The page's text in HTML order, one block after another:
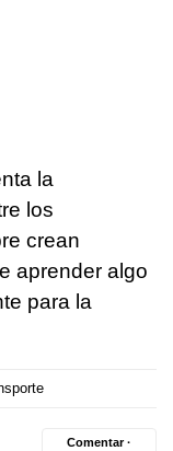
la
los
crean
aprender algo
para la
Comentar ·